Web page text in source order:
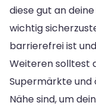
diese gut an
wichtig
barrierefrei ist
Weiteren solltest
Supermärkte
Nähe sind, um